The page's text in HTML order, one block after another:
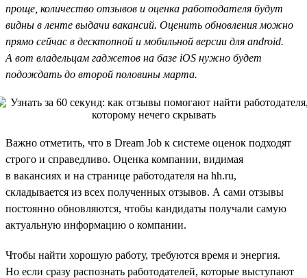
проще, количество отзывов и оценка работодателя будут
видны в ленте выдачи вакансий. Оценить обновления можно
прямо сейчас в десктопной и мобильной версии для android.
А вот владельцам гаджетов на базе iOS нужно будет
подождать до второй половины марта.
Важно отметить, что в Dream Job к системе оценок подходят
строго и справедливо. Оценка компании, видимая
в вакансиях и на странице работодателя на hh.ru,
складывается из всех полученных отзывов. А сами отзывы
постоянно обновляются, чтобы кандидаты получали самую
актуальную информацию о компании.
Чтобы найти хорошую работу, требуются время и энергия.
Но если сразу распознать работодателей, которые выступают